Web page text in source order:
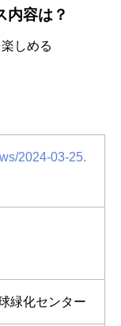
内容は？
しめる
2024-03-25.
緑化センター